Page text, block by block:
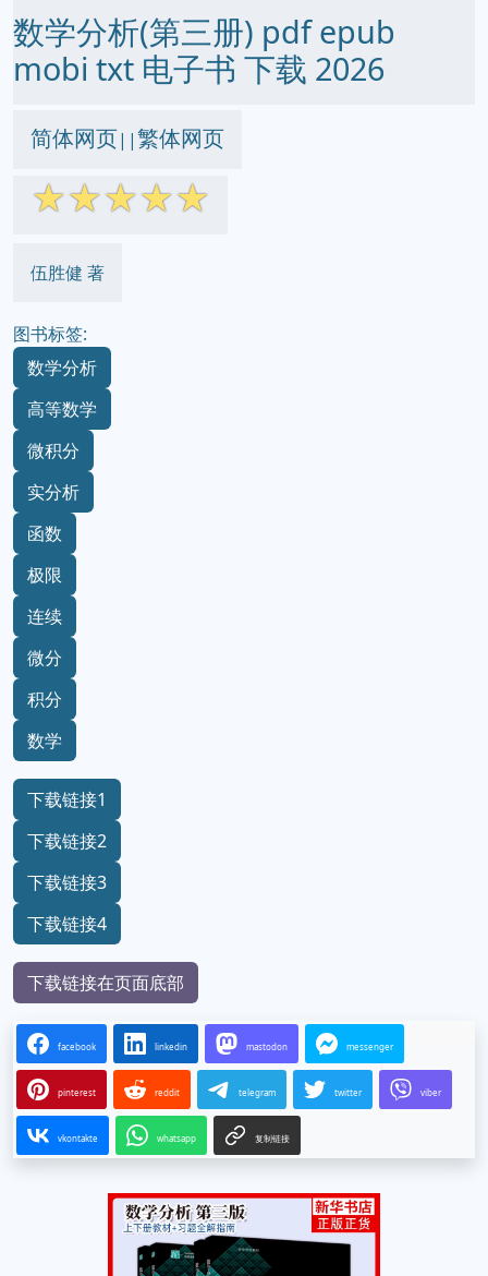
数学分析(第三册) pdf epub
mobi txt 电子书 下载 2026
简体网页||繁体网页
☆☆☆☆☆
伍胜健 著
图书标签:
数学分析
高等数学
微积分
实分析
函数
极限
连续
微分
积分
数学
下载链接1
下载链接2
下载链接3
下载链接4
下载链接在页面底部
facebook linkedin mastodon messenger
pinterest reddit telegram twitter viber
vkontakte whatsapp 复制链接